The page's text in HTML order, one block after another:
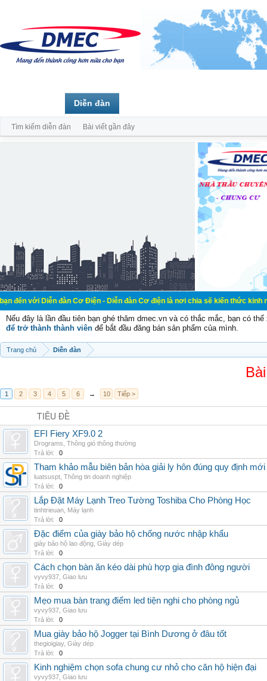
đàn Cơ Điện - Diễn đàn Cơ điện là nơi chia sẽ kiến thức kinh nghiệm
Nếu đây là lần đầu tiên bạn ghé thăm dmec.vn và có thắc mắc, bạn có
để trở thành thành viên để bắt đầu đăng bán sản phẩm của mình.
Trang chủ Diễn đàn
1 2 3 4 5 6 → 10 Tiếp >
TIÊU ĐỀ
EFI Fiery XF9.0 2
Drograms Thông gió thông thường
Trả lời:
0
Tham khảo mẫu biên bản hòa giải ly hôn đúng quy định mới
luatsuspt Thông tin doanh nghiệp
Trả lời:
0
Lắp Đặt Máy Lạnh Treo Tường Toshiba Cho Phòng Học
tinhtrieuan Máy lạnh
Trả lời:
0
Đặc điểm của giày bảo hộ chống nước nhập khẩu
giày bảo hộ lao động Giày dép
Trả lời:
0
Cách chọn bàn ăn kéo dài phù hợp gia đình đông người
vyvy937 Giao lưu
Trả lời:
0
Mẹo mua bàn trang điểm led tiện nghi cho phòng ngủ
vyvy937 Giao lưu
Trả lời:
0
Mua giày bảo hộ Jogger tại Bình Dương ở đâu tốt
thegioigiay, Giày dép
Trả lời:
0
Kinh nghiệm chọn sofa chung cư nhỏ cho căn hộ hiện đại
vyvy937 Giao lưu
Diễn đàn
Tìm kiếm diễn đàn Bài viết gần đây